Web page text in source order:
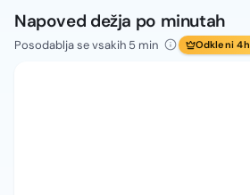
Napoved dežja po minutah
Posodablja se vsakih 5 min Odkleni 4h